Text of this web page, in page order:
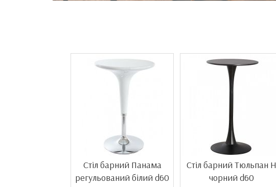
Стіл барний Панама
регульований білий d60
Стіл барний Тюльпан H
чорний d60